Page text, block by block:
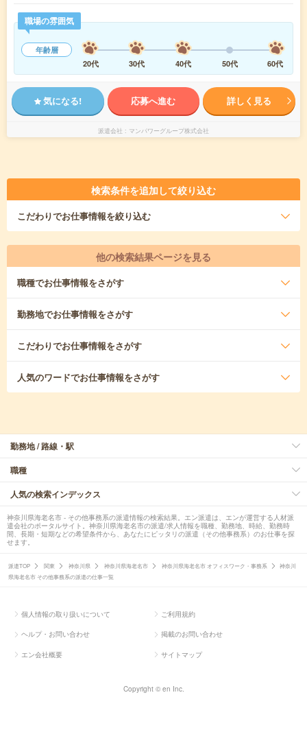
職場の雰囲気
年齢層
20代
30代 40代 50代 60代
気になる! 応募へ進む 詳しく見る
派遣会社 マンパワーグループ株式会社
検索条件を追加して絞り込む
こだわりでお仕事情報を絞り込む
他の検索結果ページを見る
職種でお仕事情報をさがす
勤務地でお仕事情報をさがす
こだわりでお仕事情報をさがす
人気のワードでお仕事情報をさがす
勤務地 / 路線・駅
職種
人気の検索インデックス
神奈川県海老名市 - その他事務系の派遣情報の検索結果。エン派遣は、エンが運営する人材派
遣会社のポータルサイト。神奈川県海老名市の派遣/求人情報を職種、勤務地、時給、勤務時
間、長期・短期などの希望条件から、あなたにピッタリの派遣（その他事務系）のお仕事を探
せます。
派遣TOP 関東 神奈川県 神奈川県海老名市 神奈川県海老名市 オフィスワーク・事務系
神奈川
県海老名市 その他事務系の派遣の仕事一覧
個人情報の取り扱いについて ご利用規約
ヘルプ・お問い合わせ 掲載のお問い合わせ
エン会社概要 サイトマップ
Copyright © en Inc.